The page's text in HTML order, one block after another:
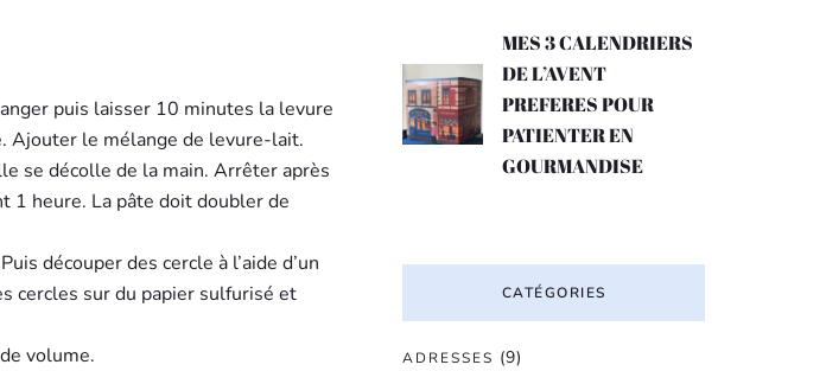
puis laisser 10 minutes la levure
Ajouter le mélange de levure-lait.
se décolle de la main. Arrêter après
1 heure. La pâte doit doubler de
découper des cercle à l’aide d’un
cercles sur du papier sulfurisé et
volume.
MES 3 CALENDRIERS
DE L’AVENT
PREFERES POUR
PATIENTER EN
GOURMANDISE
CATÉGORIES
ADRESSES (9)